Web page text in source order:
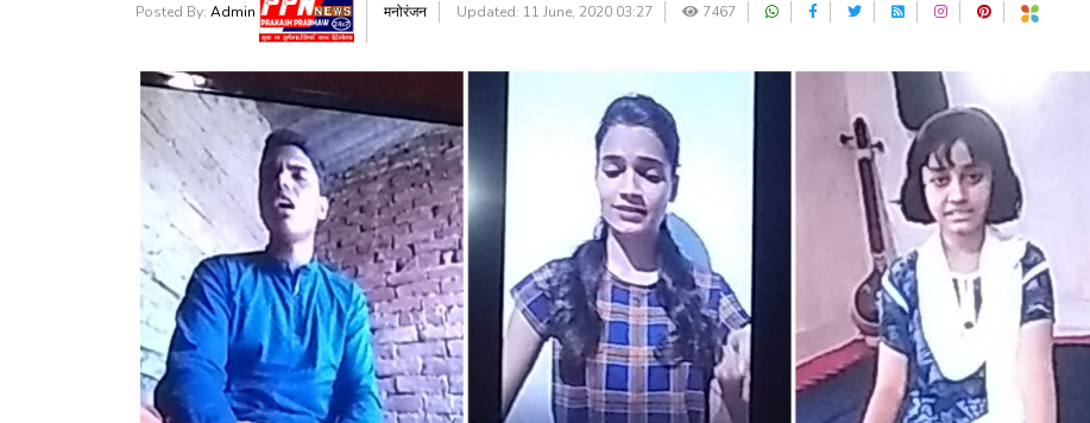
Posted By: Admin मनोरंजन Updated: 11 June, 2020 03:27 7467